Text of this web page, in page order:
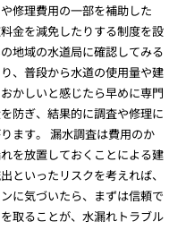
修理費用の一部を補助した
金を減免したりする制度を設
地域の水道局に確認してみる
、普段から水道の使用量や建
かしいと感じたら早めに専門
防ぎ、結果的に調査や修理に
ます。 漏水調査は費用のか
を放置しておくことによる建
といったリスクを考えれば、
に気づいたら、まずは信頼で
取ることが、水漏れトラブル